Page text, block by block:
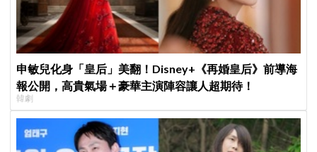
申敏兒化身「皇后」美翻！Disney+《再婚皇后》前導海
報公開，高貴氣場＋豪華主演陣容讓人超期待！
韓劇